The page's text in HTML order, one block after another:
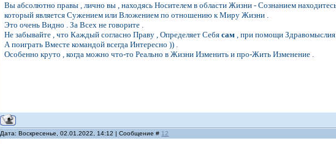
Вы абсолютно правы , лично вы , находясь Носителем в области Жизни - Сознанием
который является Сужением или Вложением по отношению к Миру Жизни .
Это очень Видно . За Всех не говорите .
Не забывайте , что Каждый согласно Праву , Определяет Себясам , при помощи
А поиграть Вместе командой всегда Интересно )) .
Особенно круто , когда можно что-то Реально в Жизни Изменить и про-Жить Изменение .
Дата: Воскресенье, 02.01.2022, 14:12 | Сообщение # 12